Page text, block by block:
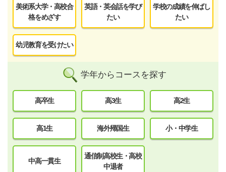
美術系大学・高校合
格をめざす
英語・英会話を学び
たい
学校の成績を伸ばし
たい
幼児教育を受けたい
学年からコースを探す
高卒生 高3生 高2生
高1生 海外帰国生 小・中学生
中高一貫生
通信制高校生・高校
中退者